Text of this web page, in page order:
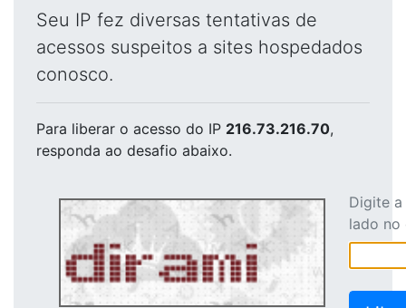
Seu IP fez diversas tentativas de
acessos suspeitos a sites hospedados
conosco.
Para liberar o acesso do IP 216.73.216.70,
responda ao desafio abaixo.
Digite
lado no